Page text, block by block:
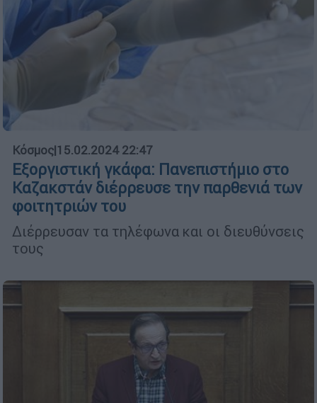
Κόσμος|15.02.2024 22:47
Εξοργιστική γκάφα: Πανεπιστήμιο στο
Καζακστάν διέρρευσε την παρθενιά των
φοιτητριών του
Διέρρευσαν τα τηλέφωνα και οι διευθύνσεις
τους